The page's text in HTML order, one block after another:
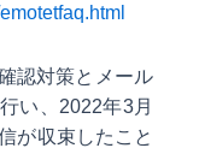
認対策とメール
い、2022年3月
が収束したこと